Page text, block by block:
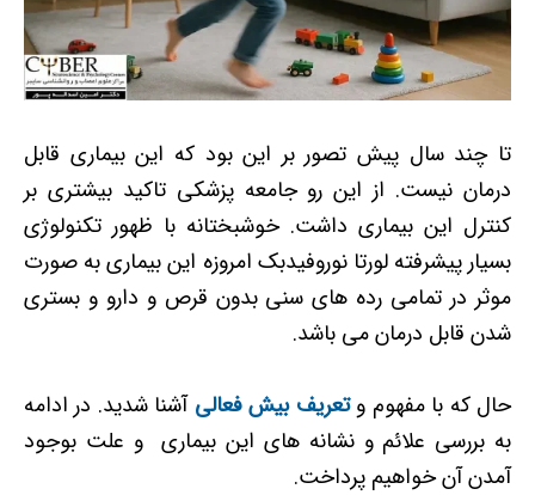
تا چند سال پیش تصور بر این بود که این بیماری قابل
درمان نیست. از این رو جامعه پزشکی تاکید بیشتری بر
کنترل این بیماری داشت. خوشبختانه با ظهور تکنولوژی
بسیار پیشرفته لورتا نوروفیدبک امروزه این بیماری به صورت
موثر در تمامی رده های سنی بدون قرص و دارو و بستری
شدن قابل درمان می باشد.
حال که با مفهوم وتعریف بیش فعالی آشنا شدید. در ادامه
به بررسی علائم و نشانه های این بیماری و علت بوجود
آمدن آن خواهیم پرداخت.